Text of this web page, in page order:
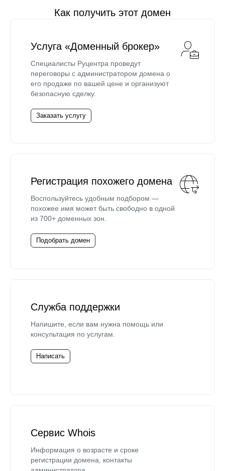
Как получить этот домен
Услуга «Доменный брокер»
Специалисты Руцентра проведут
переговоры с администратором домена о
его продаже по вашей цене и организуют
безопасную сделку.
Заказать услугу
Регистрация похожего домена
Воспользуйтесь удобным подбором —
похожее имя может быть свободно в одной
из 700+ доменных зон.
Подобрать домен
Служба поддержки
Напишите, если вам нужна помощь или
консультация по услугам.
Написать
Сервис Whois
Информация о возрасте и сроке
регистрации домена, контакты